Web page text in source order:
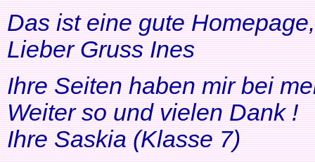
Das ist eine gute
Lieber Gruss Ines
Ihre Seiten haben mir bei
Weiter so und vielen Dank !
Ihre Saskia (Klasse 7)